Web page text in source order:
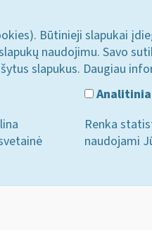
Būtinieji slapukai
naudojimu. Savo
slapukus. Daugiau
Renka
naudojami